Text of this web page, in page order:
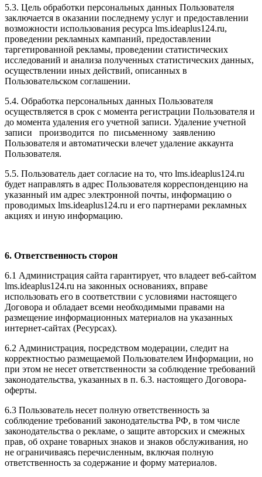
5.3. Цель обработки персональных данных Пользователя
заключается в оказании последнему услуг и предоставлении
возможности использования ресурса lms.ideaplus124.ru,
проведении рекламных кампаний, предоставлении
таргетированной рекламы, проведении статистических
исследований и анализа полученных статистических данных,
осуществлении иных действий, описанных в
Пользовательском соглашении.
5.4. Обработка персональных данных Пользователя
осуществляется в срок с момента регистрации Пользователя и
до момента удаления его учетной записи. Удаление учетной
записи производится по письменному заявлению
Пользователя и автоматически влечет удаление аккаунта
Пользователя.
5.5. Пользователь дает согласие на то, что lms.ideaplus124.ru
будет направлять в адрес Пользователя корреспонденцию на
указанный им адрес электронной почты, информацию о
проводимых lms.ideaplus124.ru и его партнерами рекламных
акциях и иную информацию.
6. Ответственность сторон
6.1 Администрация сайта гарантирует, что владеет веб-сайтом
lms.ideaplus124.ru на законных основаниях, вправе
использовать его в соответствии с условиями настоящего
Договора и обладает всеми необходимыми правами на
размещение информационных материалов на указанных
интернет-сайтах (Ресурсах).
6.2 Администрация, посредством модерации, следит на
корректностью размещаемой Пользователем Информации, но
при этом не несет ответственности за соблюдение требований
законодательства, указанных в п. 6.3. настоящего Договора-
оферты.
6.3 Пользователь несет полную ответственность за
соблюдение требований законодательства РФ, в том числе
законодательства о рекламе, о защите авторских и смежных
прав, об охране товарных знаков и знаков обслуживания, но
не ограничиваясь перечисленным, включая полную
ответственность за содержание и форму материалов.